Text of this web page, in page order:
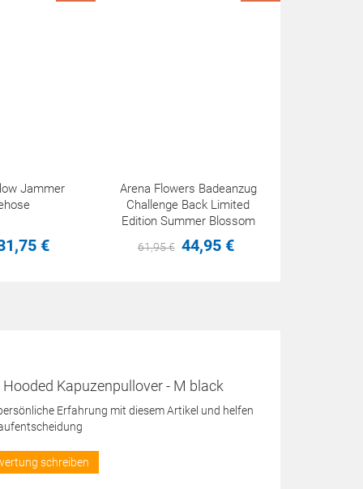
Jammer
75 €
Arena Flowers Badeanzug
Challenge Back Limited
Edition Summer Blossom
61,95€ 44,95 €
Kapuzenpullover - M black
Erfahrung mit diesem Artikel und helfen
schreiben